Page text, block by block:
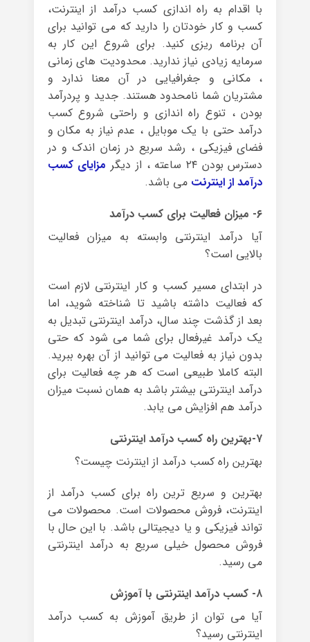
با اقدام به راه اندازی کسب درآمد از اینترنت،
کسب و کار خودتان را دارید که می توانید برای
آن برنامه ریزی کنید. برای شروع این کار به
سرمایه زیادی نیاز ندارید. محدودیت های زمانی
، مکانی و جغرافیایی در آن معنا ندارد و
مشتریان شما نامحدود هستند. جدید و پردرآمد
بودن ، تنوع راه اندازی و راحتی شروع کسب
درآمد حتی با یک موبایل ، عدم نیاز به مکان و
فضای فیزیکی ، رشد سریع در زمان اندک و در
دسترس بودن ۲۴ ساعته ، از دیگر
مزایای کسب
درآمد از اینترنت می باشد.
۶- میزان فعالیت برای کسب درآمد
آیا درآمد اینترنتی وابسته به میزان فعالیت
بالایی است؟
در ابتدای مسیر کسب و کار اینترنتی لازم است
که فعالیت داشته باشید تا شناخته شوید، اما
بعد از گذشت چند سال، درآمد اینترنتی تبدیل به
یک درآمد غیرفعال برای شما می شود که حتی
بدون نیاز به فعالیت می توانید از آن بهره ببرید.
البته کاملا طبیعی است که هر چه فعالیت برای
درآمد اینترنتی بیشتر باشد به همان نسبت میزان
درآمد هم افزایش می یابد.
۷-بهترین راه کسب درآمد اینترنتی
بهترین راه کسب درآمد از اینترنت چیست؟
بهترین و سریع ترین راه برای کسب درآمد از
اینترنت، فروش محصولات است. محصولات می
تواند فیزیکی و یا دیجیتالی باشد. با این حال با
فروش محصول خیلی سریع به درآمد اینترنتی
می رسید.
۸- کسب درآمد اینترنتی با آموزش
آیا می توان از طریق آموزش به کسب درآمد
اینترنتی رسید؟